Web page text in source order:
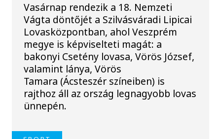
Vasárnap rendezik a 18. Nemzeti
Vágta döntőjét a Szilvásváradi Lipicai
Lovasközpontban, ahol Veszprém
megye is képviselteti magát: a
bakonyi Csetény lovasa, Vörös József,
valamint lánya, Vörös
Tamara (Ácsteszér színeiben) is
rajthoz áll az ország legnagyobb lovas
ünnepén.